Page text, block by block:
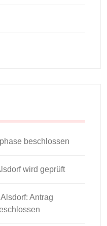
beschlossen
wird geprüft
Antrag